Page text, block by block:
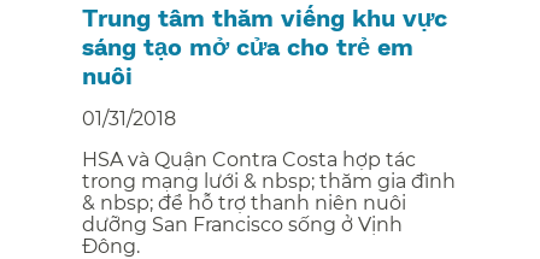
Trung tâm thăm viếng khu vực
sáng tạo mở cửa cho trẻ em
nuôi​​
01/31/2018
HSA và Quận Contra Costa hợp tác
trong mạng lưới & nbsp; thăm gia đình
& nbsp; để hỗ trợ thanh niên nuôi
dưỡng San Francisco sống ở Vịnh
Đông.